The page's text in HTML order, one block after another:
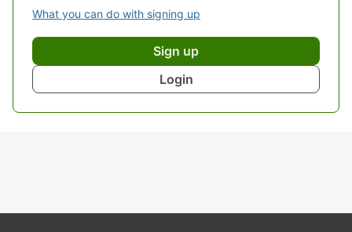
What you can do with signing up
Sign up
Login